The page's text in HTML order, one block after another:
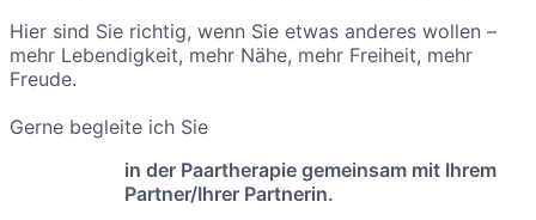
Hier sind Sie richtig, wenn Sie etwas anderes wollen –
mehr Lebendigkeit, mehr Nähe, mehr Freiheit, mehr
Freude.
Gerne begleite ich Sie
in der Paartherapie gemeinsam mit Ihrem
Partner/Ihrer Partnerin.